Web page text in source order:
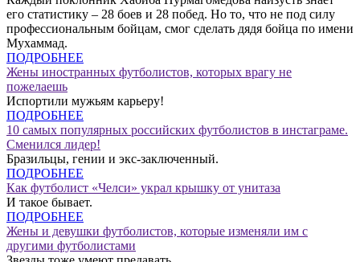
его статистику – 28 боев и 28 побед. Но то, что не под силу
профессиональным бойцам, смог сделать дядя бойца по имени
Мухаммад.
ПОДРОБНЕЕ
Жены иностранных футболистов, которых врагу не
пожелаешь
Испортили мужьям карьеру!
ПОДРОБНЕЕ
10 самых популярных российских футболистов в инстаграме.
Сменился лидер!
Бразильцы, гении и экс-заключенный.
ПОДРОБНЕЕ
Как футболист «Челси» украл крышку от унитаза
И такое бывает.
ПОДРОБНЕЕ
Жены и девушки футболистов, которые изменяли им с
другими футболистами